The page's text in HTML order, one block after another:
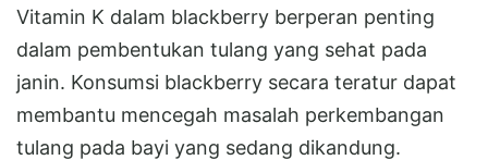
Vitamin K dalam blackberry berperan penting
dalam pembentukan tulang yang sehat pada
janin. Konsumsi blackberry secara teratur dapat
membantu mencegah masalah perkembangan
tulang pada bayi yang sedang dikandung.